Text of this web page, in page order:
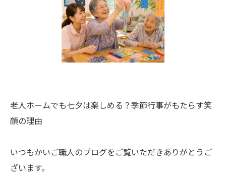
老人ホームでも七夕は楽しめる？季節行事がもたらす笑
顔の理由
いつもかいご職人のブログをご覧いただきありがとうご
ざいます。